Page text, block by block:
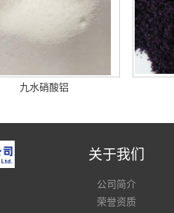
九水硝酸铝
关于我们
公司简介
荣誉资质